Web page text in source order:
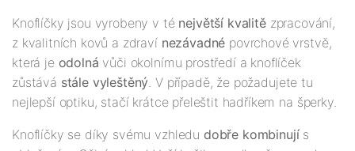
Knoflíčky jsou vyrobeny v té největší kvalitězpracování,
z kvalitních kovů a zdraví nezávadné povrchové vrstvě,
která je odolná vůči okolnímu prostředí a knoflíček
zůstává stále vyleštěný. V případě, že požadujete tu
nejlepší optiku, stačí krátce přeleštit hadříkem na šperky.
Knoflíčky se díky svému vzhledu dobře kombinujís